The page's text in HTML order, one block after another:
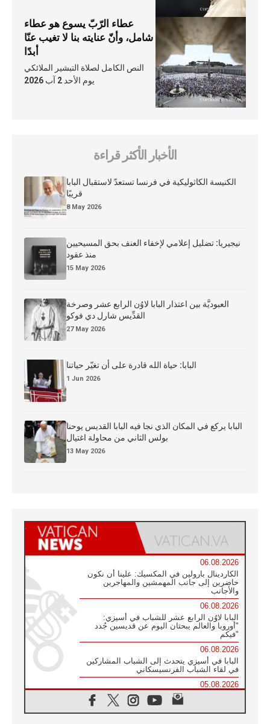
عطاء الرّبّ يسوع هو عطاء
شامل، وأنّ عنايته بنا لا تغيب عنّا
أبدًا
النص الكامل لصلاة التبشير الملائكي
يوم الأحد 2 آب 2026
الأخبار الأكثر قراءة
الكنيسة الكاثوليكية في فرنسا تستعدّ لاستقبال البابا
قريبًا
8 May 2026
نيجيريا: تضليل إعلامي لإخفاء العنف بحق المسيحيين
منذ عقود
15 May 2026
العبوديَّة بين اعتذار البابا لاوُن الرابع عشر وصرخة
القدِّيس شارل دي فوكو
27 May 2026
البابا: حياة الله قادرة على أن تغيّر حياتنا
1 Jun 2026
البابا يركع في المكان الذي نجا فيه البابا القديس يوحنا
بولس الثاني من محاولة اغتيال
13 May 2026
06.08.2026
الكاردينال بارولين في المكسيك: علينا أن نكون
حاضرين إلى جانب المهمشين والمهاجرين
والأجانب
06.08.2026
البابا لاوُن الرابع عشر للشباب في أسيزي:
"أوروبا والعالم يبحثان اليوم عن قديسين جُدد
فيكم"
06.08.2026
البابا في أسيزي يتحدث إلى الشباب المشاركين
في لقاء الشباب الفرنسيسكاني
05.08.2026
في مقابلته العامة مع المؤمنين البابا لاوُن الرابع
عشر يواصل الحديث عن الدستور في الليتورجيا
المقدسة مسلطا الضوء على صلاة الكنيسة